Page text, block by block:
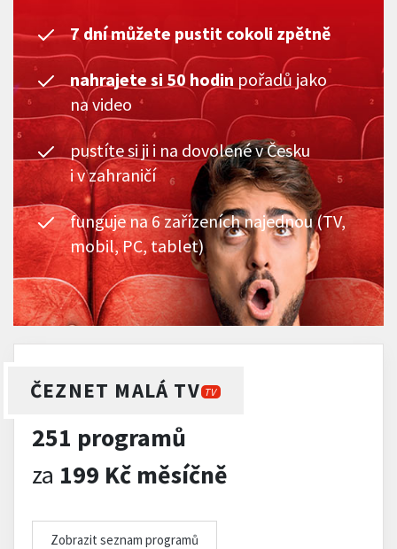
7 dní můžete pustit cokoli zpětně
nahrajete si 50 hodin pořadů jako
na video
pustíte si ji i na dovolené v Česku
i v zahraničí
funguje na 6 zařízeních najednou (TV,
mobil, PC, tablet)
ČEZNET MALÁ TV TV
251 programů
za 199 Kč měsíčně
Zobrazit seznam programů